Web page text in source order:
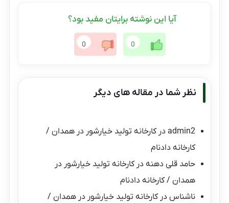
آیا این نوشته برایتان مفید بود؟
0
0
نظر شما در مقاله های دیگر
admin2 درکارخانه تولید خیارشور در همدان /
کارخانه دادنام
حامد قلی دهنه درکارخانه تولید خیارشور در
همدان / کارخانه دادنام
ناشناس درکارخانه تولید خیارشور در همدان /